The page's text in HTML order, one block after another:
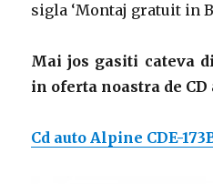
sigla ‘Montaj gratuit in
Mai jos gasiti cateva
in oferta noastra de CD
Cd auto Alpine CDE-